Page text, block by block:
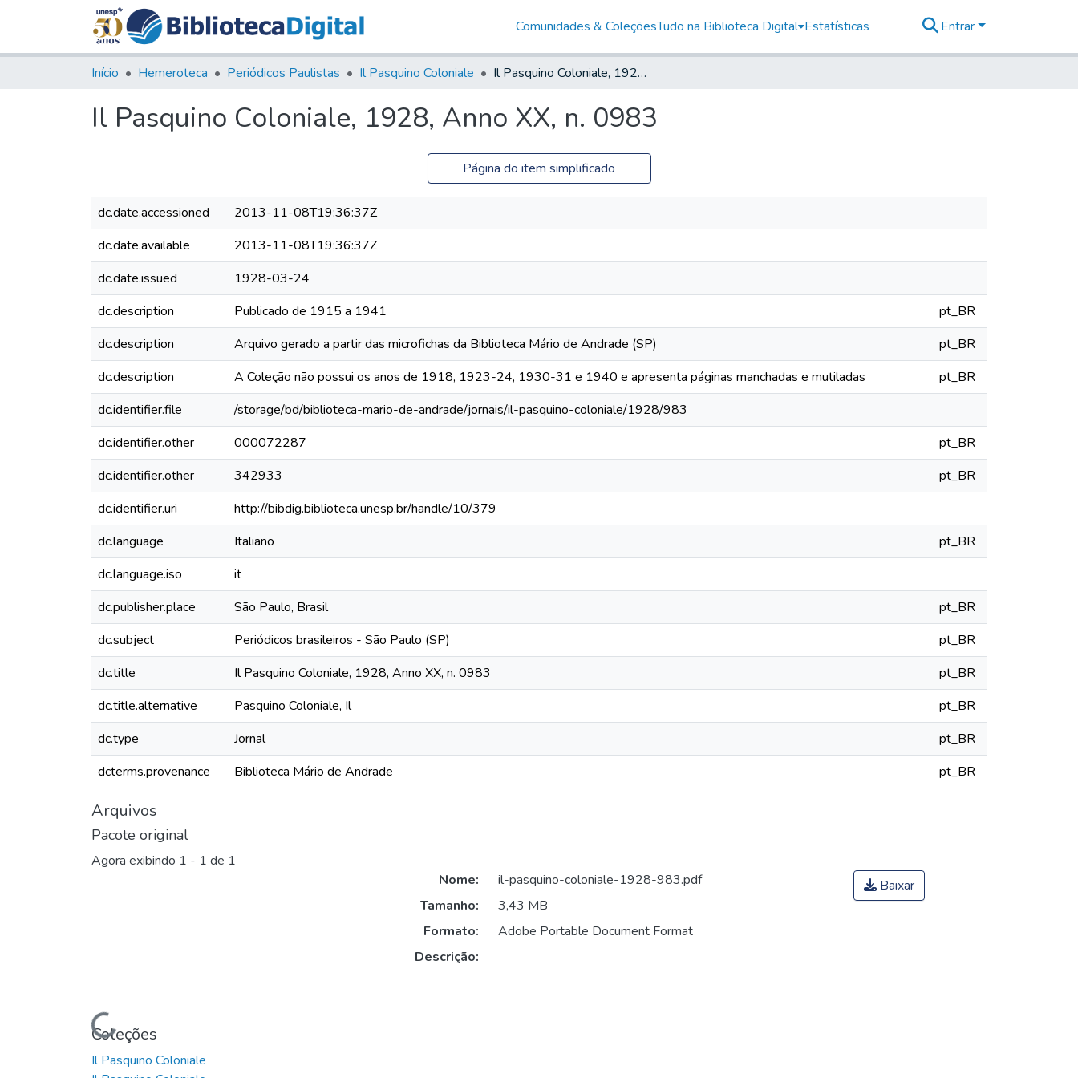
Comunidades & ColeçõesTudo na Biblioteca Digital Estatísticas Entrar
Início Hemeroteca Periódicos Paulistas Il Pasquino Coloniale Il Pasquino Coloniale, 1928, Anno XX, n. 0983
Il Pasquino Coloniale, 1928, Anno XX, n. 0983
Página do item simplificado
dc.date.accessioned
2013-11-08T19:36:37Z
dc.date.available
2013-11-08T19:36:37Z
dc.date.issued
1928-03-24
dc.description
Publicado de 1915 a 1941
pt_BR
dc.description
Arquivo gerado a partir das microfichas da Biblioteca Mário de Andrade (SP)
pt_BR
dc.description
A Coleção não possui os anos de 1918, 1923-24, 1930-31 e 1940 e apresenta páginas manchadas e mutiladas
pt_BR
dc.identifier.file
/storage/bd/biblioteca-mario-de-andrade/jornais/il-pasquino-coloniale/1928/983
dc.identifier.other
000072287
pt_BR
dc.identifier.other
342933
pt_BR
dc.identifier.uri
http://bibdig.biblioteca.unesp.br/handle/10/379
dc.language
Italiano
pt_BR
dc.language.iso
it
dc.publisher.place
São Paulo, Brasil
pt_BR
dc.subject
Periódicos brasileiros - São Paulo (SP)
pt_BR
dc.title
Il Pasquino Coloniale, 1928, Anno XX, n. 0983
pt_BR
dc.title.alternative
Pasquino Coloniale, Il
pt_BR
dc.type
Jornal
pt_BR
dcterms.provenance
Biblioteca Mário de Andrade pt_BR
Arquivos
Pacote original
Agora exibindo 1 - 1 de 1
Carregando...
Nome:
il-pasquino-coloniale-1928-983.pdf
Tamanho:
3,43 MB
Formato:
Adobe Portable Document Format
Descrição:
Baixar
Coleções
Il Pasquino Coloniale